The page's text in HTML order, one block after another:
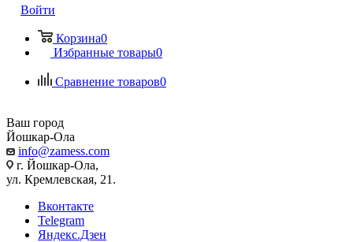
Войти
Корзина0
Избранные товары0
Сравнение товаров0
Ваш город
Йошкар-Ола
info@zamess.com
г. Йошкар-Ола,
ул. Кремлевская, 21.
Вконтакте
Telegram
Яндекс.Дзен